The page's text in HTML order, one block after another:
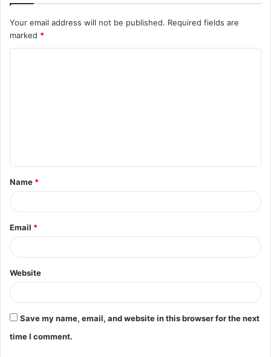
Your email address will not be published. Required fields are
marked *
t
*
Name *
Email *
Website
Save my name, email, and website in this browser for the next
time I comment.